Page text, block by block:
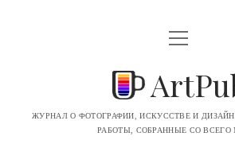
o
p
m
e
u
ЖУРНАЛ О ФОТОГРАФИИ, ИСКУССТВЕ И
РАБОТЫ, СОБРАННЫЕ СО ВСЕГО